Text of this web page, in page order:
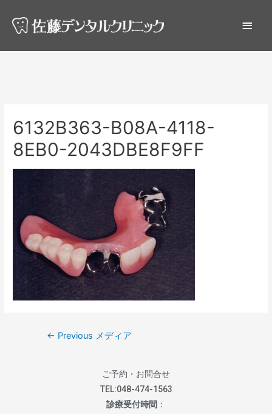
6132B363-B08A-4118-
8EB0-2043DBE8F9FF
← Previous メディア
ご予約・お問合せ
TEL:048-474-1563
診療受付時間 ：